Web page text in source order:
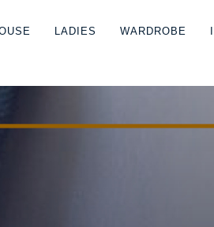
LADIES WARDROBE